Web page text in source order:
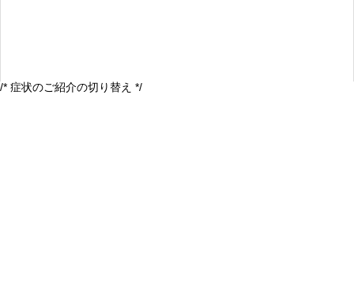
/* 症状のご紹介の切り替え */